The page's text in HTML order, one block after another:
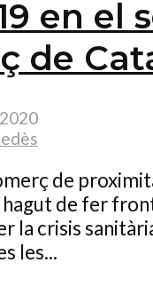
en el
de
de
hagut de fer
la crisis
les...